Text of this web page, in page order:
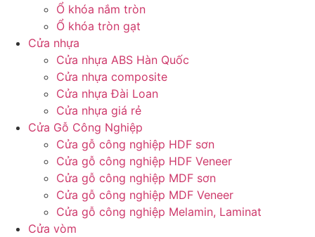
Ổ khóa nắm tròn
Ổ khóa tròn gạt
Cửa nhựa
Cửa nhựa ABS Hàn Quốc
Cửa nhựa composite
Cửa nhựa Đài Loan
Cửa nhựa giá rẻ
Cửa Gỗ Công Nghiệp
Cửa gỗ công nghiệp HDF sơn
Cửa gỗ công nghiệp HDF Veneer
Cửa gỗ công nghiệp MDF sơn
Cửa gỗ công nghiệp MDF Veneer
Cửa gỗ công nghiệp Melamin, Laminat
Cửa vòm